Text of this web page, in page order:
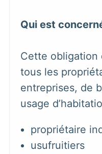
Qui est
Cette obligation
tous les
entreprises, de
usage
propriétaire
usufruitiers